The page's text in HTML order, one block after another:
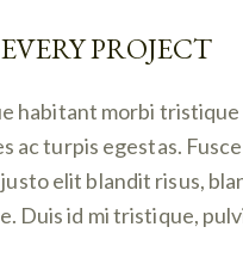
PROJECT
habitant morbi tristique
ac turpis egestas. Fusce
elit blandit risus,
Duis id mi tristique,